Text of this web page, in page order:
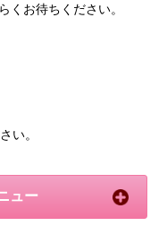
くお待ちください。
い。
ュー